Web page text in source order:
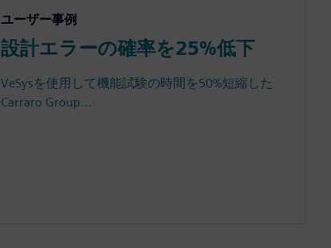
ユーザー事例
設計エラーの確率を25%低下
VeSysを使用して機能試験の時間を50%短縮した
Carraro Group...